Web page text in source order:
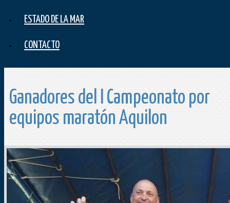
ESTADO DE LA MAR
CONTACTO
Ganadores del I Campeonato por
equipos maratón Aquilon